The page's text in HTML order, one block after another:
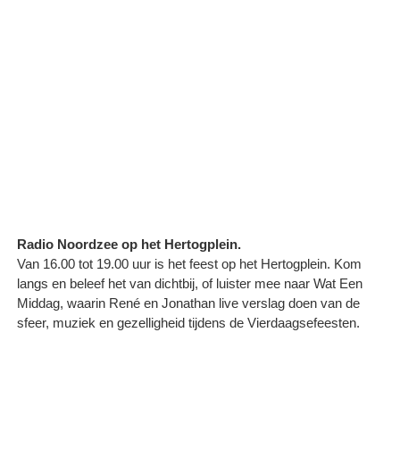
Radio Noordzee op het Hertogplein.
Van 16.00 tot 19.00 uur is het feest op het Hertogplein. Kom
langs en beleef het van dichtbij, of luister mee naar Wat Een
Middag, waarin René en Jonathan live verslag doen van de
sfeer, muziek en gezelligheid tijdens de Vierdaagsefeesten.